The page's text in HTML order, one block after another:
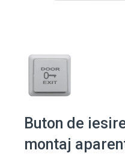
Buton de
montaj